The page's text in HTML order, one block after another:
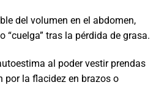
del volumen en el abdomen,
“cuelga” tras la pérdida de grasa.
al poder vestir prendas
por la flacidez en brazos o